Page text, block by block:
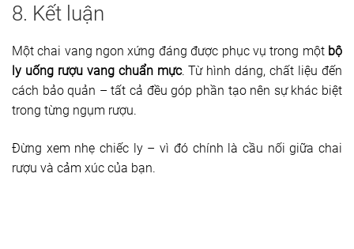
8. Kết luận
Một chai vang ngon xứng đáng được phục vụ trong một bộ
ly uống rượu vang chuẩn mực. Từ hình dáng, chất liệu đến
cách bảo quản – tất cả đều góp phần tạo nên sự khác biệt
trong từng ngụm rượu.
Đừng xem nhẹ chiếc ly – vì đó chính là cầu nối giữa chai
rượu và cảm xúc của bạn.